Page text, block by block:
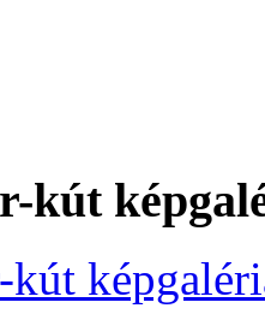
kút
kút